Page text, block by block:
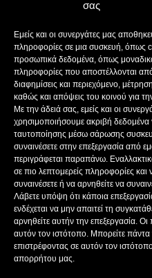
σας
Εμείς και οι συνεργάτες μας
πληροφορίες σε μια συσκευή, όπως
προσωπικά δεδομένα, όπως
πληροφορίες που αποστέλλονται
διαφημίσεις και περιεχόμενο,
καθώς και απόψεις του κοινού για
Με την άδειά σας, εμείς και οι
χρησιμοποιήσουμε ακριβή δεδομένα
ταυτοποίησης μέσω σάρωσης
συναινέσετε στην επεξεργασία από
περιγράφεται παραπάνω.
σε πιο λεπτομερείς πληροφορίες και
συναινέσετε ή να αρνηθείτε να
Λάβετε υπόψη ότι κάποια
ενδέχεται να μην απαιτεί τη
αρνηθείτε αυτήν την επεξεργασία.
αυτόν τον ιστότοπο. Μπορείτε πάντα
επιστρέφοντας σε αυτόν τον
απορρήτου μας.
ΝΟΜΙΜΟΣ
ΔΙΕΥΘΥΝΤΗΣ:
ΔΙΕΥΘΥΝΤΗΣ
ΔΙΑΧΕΙΡΙΣΤΗΣ-ΔΙΚΑΙΟΥΧΟΣ